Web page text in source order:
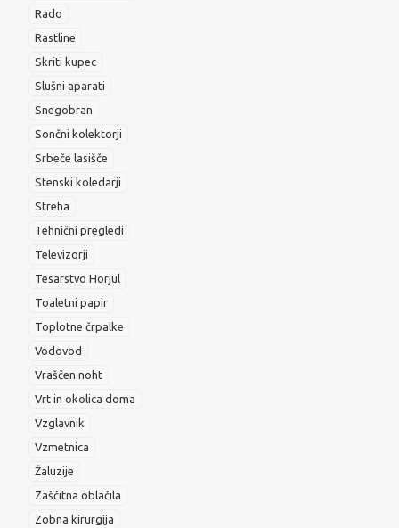
Rado
Rastline
Skriti kupec
Slušni aparati
Snegobran
Sončni kolektorji
Srbeče lasišče
Stenski koledarji
Streha
Tehnični pregledi
Televizorji
Tesarstvo Horjul
Toaletni papir
Toplotne črpalke
Vodovod
Vraščen noht
Vrt in okolica doma
Vzglavnik
Vzmetnica
Žaluzije
Zaščitna oblačila
Zobna kirurgija